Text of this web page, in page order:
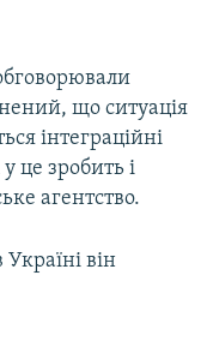
що ситуація
інтеграційні
це зробить і
агентство.
він